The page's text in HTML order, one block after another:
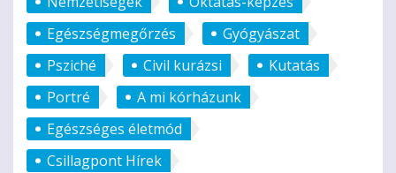
Egészségmegőrzés
Gyógyászat
Psziché
Civil kurázsi
Kutatás
Portré
A mi kórházunk
Egészséges életmód
Csillagpont Hírek